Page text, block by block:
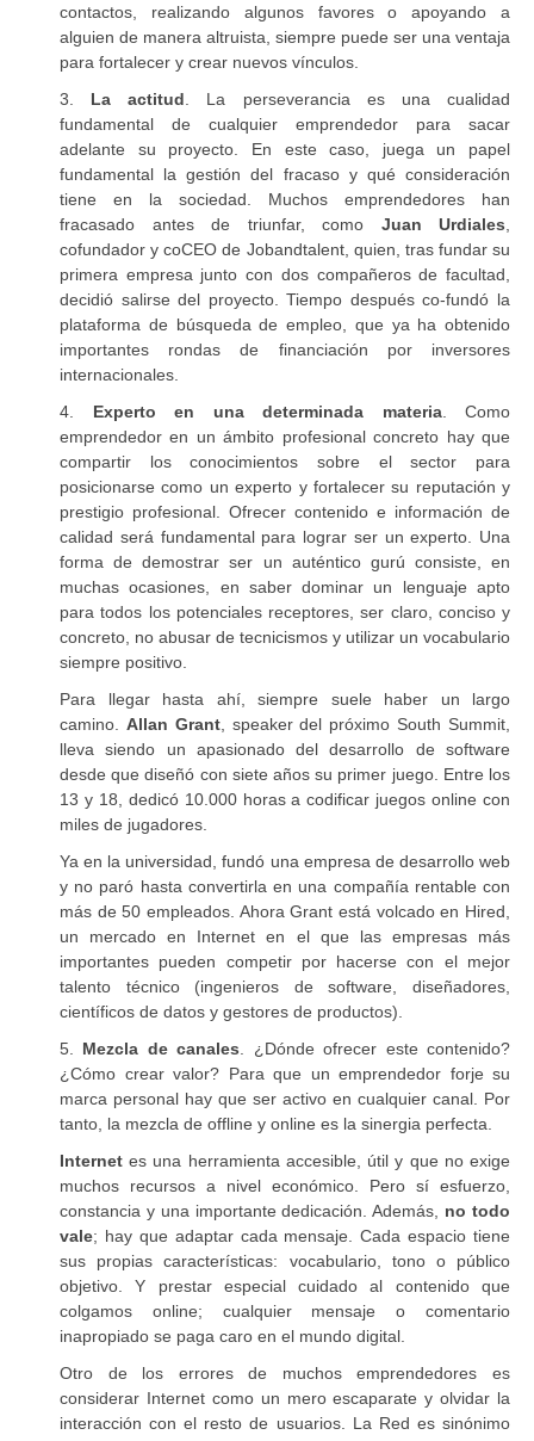
contactos, realizando algunos favores o apoyando a
alguien de manera altruista, siempre puede ser una ventaja
para fortalecer y crear nuevos vínculos.
3. La actitud . La perseverancia es una cualidad
fundamental de cualquier emprendedor para sacar
adelante su proyecto. En este caso, juega un papel
fundamental la gestión del fracaso y qué consideración
tiene en la sociedad. Muchos emprendedores han
fracasado antes de triunfar, como Juan Urdiales
cofundador y coCEO de Jobandtalent, quien, tras fundar su
primera empresa junto con dos compañeros de facultad,
decidió salirse del proyecto. Tiempo después co-fundó la
plataforma de búsqueda de empleo, que ya ha obtenido
importantes rondas de financiación por inversores
internacionales.
4. Experto en una determinada materia. Como
emprendedor en un ámbito profesional concreto hay que
compartir los conocimientos sobre el sector para
posicionarse como un experto y fortalecer su reputación y
prestigio profesional. Ofrecer contenido e información de
calidad será fundamental para lograr ser un experto. Una
forma de demostrar ser un auténtico gurú consiste, en
muchas ocasiones, en saber dominar un lenguaje apto
para todos los potenciales receptores, ser claro, conciso y
concreto, no abusar de tecnicismos y utilizar un vocabulario
siempre positivo.
Para llegar hasta ahí, siempre suele haber un largo
camino. Allan Grant, speaker del próximo South Summit,
lleva siendo un apasionado del desarrollo de software
desde que diseñó con siete años su primer juego. Entre los
13 y 18, dedicó 10.000 horas a codificar juegos online con
miles de jugadores.
Ya en la universidad, fundó una empresa de desarrollo web
y no paró hasta convertirla en una compañía rentable con
más de 50 empleados. Ahora Grant está volcado en Hired,
un mercado en Internet en el que las empresas más
importantes pueden competir por hacerse con el mejor
talento técnico (ingenieros de software, diseñadores,
científicos de datos y gestores de productos).
5. Mezcla de canales . ¿Dónde ofrecer este contenido?
¿Cómo crear valor? Para que un emprendedor forje su
marca personal hay que ser activo en cualquier canal. Por
tanto, la mezcla de offline y online es la sinergia perfecta.
Internetes una herramienta accesible, útil y que no exige
muchos recursos a nivel económico. Pero sí esfuerzo,
constancia y una importante dedicación. Además, no todo
vale; hay que adaptar cada mensaje. Cada espacio tiene
sus propias características: vocabulario, tono o público
objetivo. Y prestar especial cuidado al contenido que
colgamos online; cualquier mensaje o comentario
inapropiado se paga caro en el mundo digital.
Otro de los errores de muchos emprendedores es
considerar Internet como un mero escaparate y olvidar la
interacción con el resto de usuarios. La Red es sinónimo